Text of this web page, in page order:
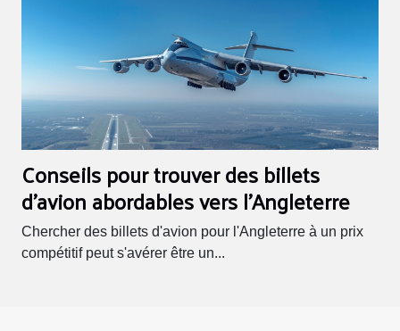
Conseils pour trouver des billets
d'avion abordables vers l'Angleterre
Chercher des billets d'avion pour l'Angleterre à un prix
compétitif peut s'avérer être un...